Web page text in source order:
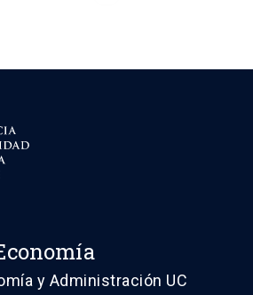
y Administración UC